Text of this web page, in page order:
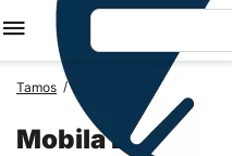
Tamos / Mobila Romania
Mobila Dogari